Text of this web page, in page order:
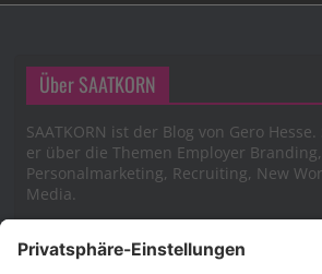
Über SAATKORN
SAATKORN ist der Blog von Gero
er über die Themen Employer Branding,
Personalmarketing, Recruiting, New
Media.